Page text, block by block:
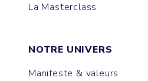
La Masterclass
NOTRE UNIVERS
Manifeste & valeurs